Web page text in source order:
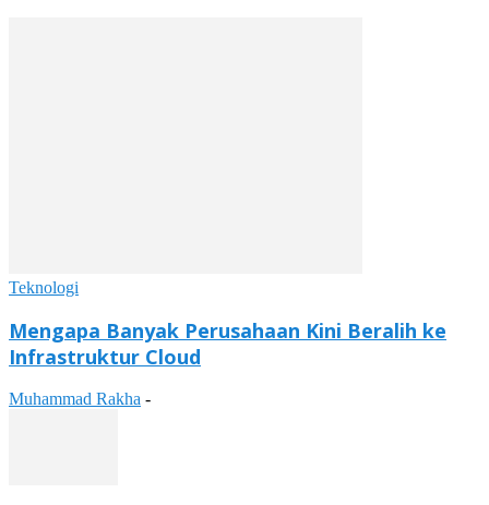
Teknologi
Mengapa Banyak Perusahaan Kini Beralih ke
Infrastruktur Cloud
Muhammad Rakha -